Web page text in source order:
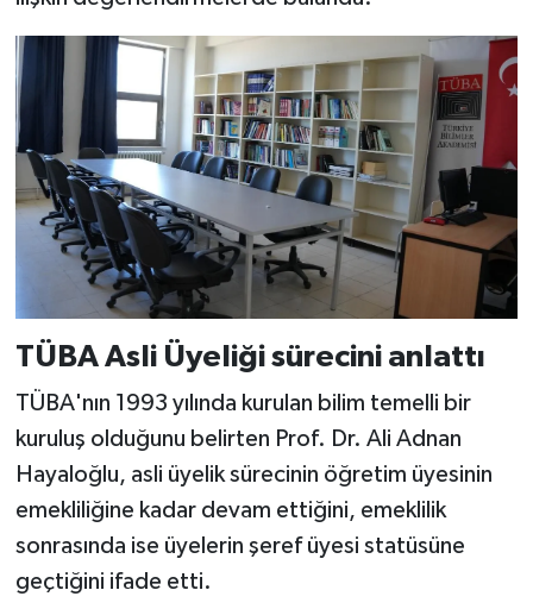
TÜBA Asli Üyeliği sürecini anlattı
TÜBA'nın 1993 yılında kurulan bilim temelli bir
kuruluş olduğunu belirten Prof. Dr. Ali Adnan
Hayaloğlu, asli üyelik sürecinin öğretim üyesinin
emekliliğine kadar devam ettiğini, emeklilik
sonrasında ise üyelerin şeref üyesi statüsüne
geçtiğini ifade etti.